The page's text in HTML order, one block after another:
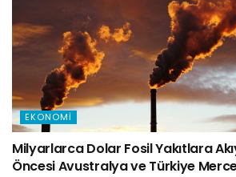
EKONOMI
Milyarlarca Dolar Fosil Yakıtlara
Öncesi Avustralya ve Türkiye